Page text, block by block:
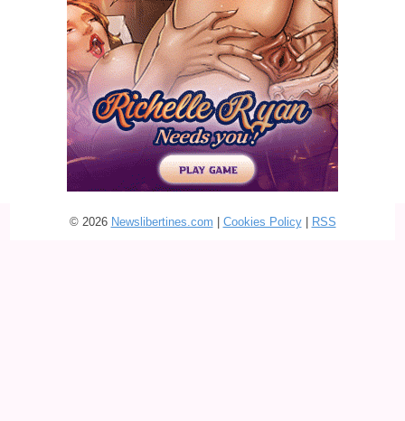
© 2026 Newslibertines.com Cookies Policy| RSS